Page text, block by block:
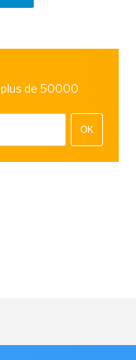
de 50000
OK